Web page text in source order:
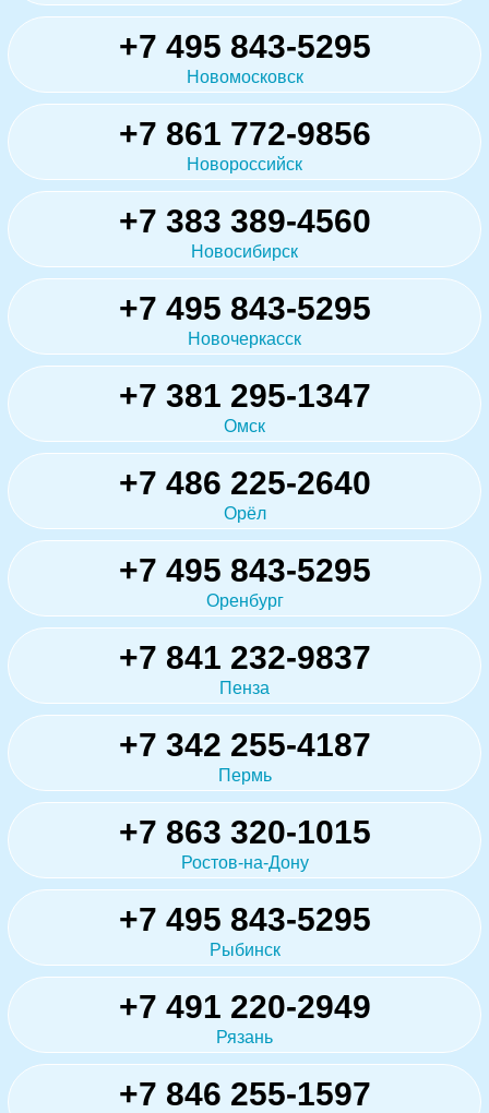
+7 495 843-5295
Новомосковск
+7 861 772-9856
Новороссийск
+7 383 389-4560
Новосибирск
+7 495 843-5295
Новочеркасск
+7 381 295-1347
Омск
+7 486 225-2640
Орёл
+7 495 843-5295
Оренбург
+7 841 232-9837
Пенза
+7 342 255-4187
Пермь
+7 863 320-1015
Ростов-на-Дону
+7 495 843-5295
Рыбинск
+7 491 220-2949
Рязань
+7 846 255-1597